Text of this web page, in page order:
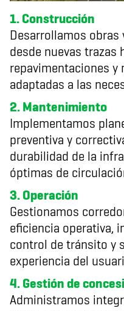
1. Construcción
Desarrollamos obras
desde nuevas trazas
repavimentaciones
adaptadas a las
2. Mantenimiento
Implementamos
preventiva y
durabilidad de la
óptimas de
3. Operación
Gestionamos
eficiencia operativa,
control de tránsito y
experiencia del
4. Gestión de
Administramos